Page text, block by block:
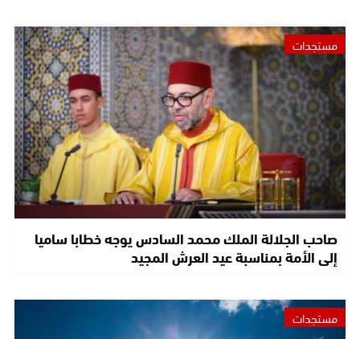
مستجدات
صاحب الجلالة الملك محمد السادس يوجه خطابا ساميا
إلى الأمة بمناسبة عيد العرش المجيد
مستجدات